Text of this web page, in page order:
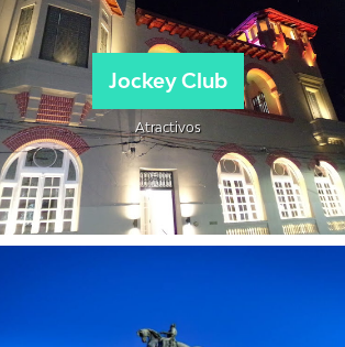
Jockey Club
Atractivos